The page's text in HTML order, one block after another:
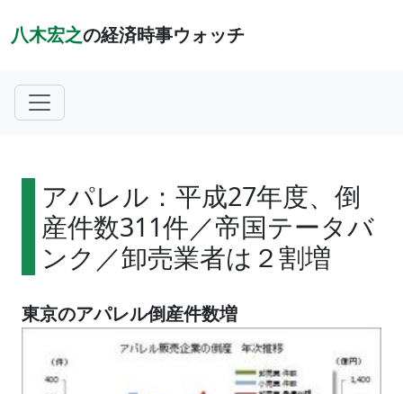
八木宏之の経済時事ウォッチ
アパレル：平成27年度、倒
産件数311件／帝国テータバ
ンク／卸売業者は２割増
東京のアパレル倒産件数増